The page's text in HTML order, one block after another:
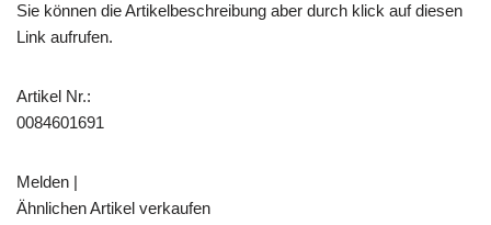
Sie können die Artikelbeschreibung aber durch klick auf diesen
Link aufrufen.
Artikel Nr.:
0084601691
Melden |
Ähnlichen Artikel verkaufen